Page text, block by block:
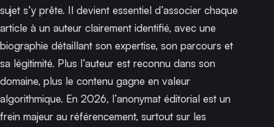
sujet s’y prête. Il devient essentiel d’associer chaque
article à un auteur clairement identifié, avec une
biographie détaillant son expertise, son parcours et
sa légitimité. Plus l’auteur est reconnu dans son
domaine, plus le contenu gagne en valeur
algorithmique. En 2026, l’anonymat éditorial est un
frein majeur au référencement, surtout sur les